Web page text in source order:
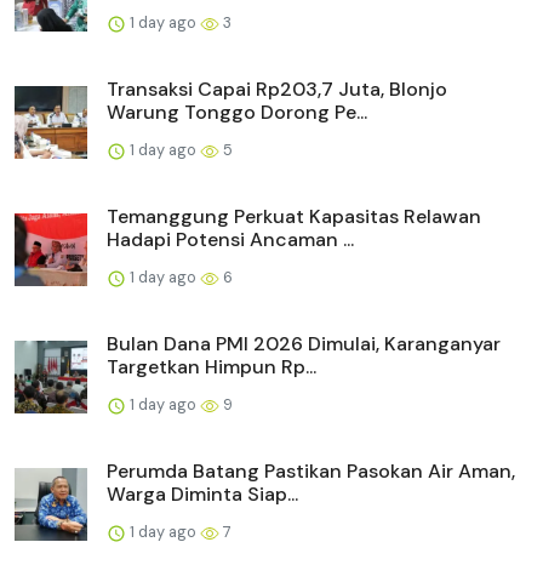
1 day ago 3
Transaksi Capai Rp203,7 Juta, Blonjo
Warung Tonggo Dorong Pe...
1 day ago 5
Temanggung Perkuat Kapasitas Relawan
Hadapi Potensi Ancaman ...
1 day ago 6
Bulan Dana PMI 2026 Dimulai, Karanganyar
Targetkan Himpun Rp...
1 day ago 9
Perumda Batang Pastikan Pasokan Air Aman,
Warga Diminta Siap...
1 day ago 7